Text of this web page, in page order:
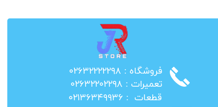
​فروشگاه : ۰۲۶۳۲۲۲۲۲۹۸
​تعمیرات : ۰۲۶۳۲۲۰۲۲۹۸
​قطعات : ۰۲۱۳۶۳۴۹۹۳۶